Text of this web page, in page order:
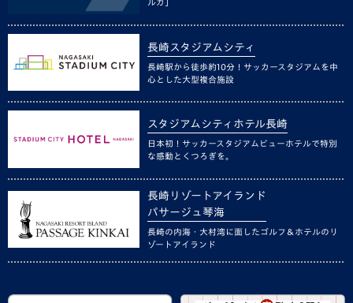
ルカ」
長崎スタジアムシティ
長崎駅から徒歩約10分！サッカースタジアムを中
心とした大型複合施設
スタジアムシティホテル長崎
日本初！サッカースタジアムビューホテルで特別
な感動とくつろぎを。
長崎リゾートアイランド
パサージュ琴海
長崎の内海・大村湾に面したゴルフ＆ホテルのリ
ゾートアイランド